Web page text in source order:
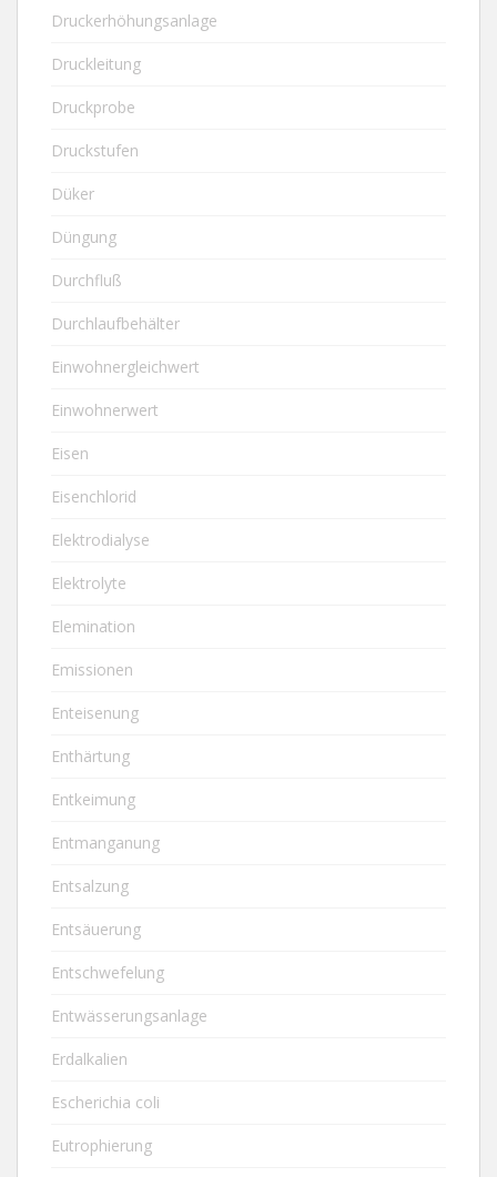
Druckerhöhungsanlage
Druckleitung
Druckprobe
Druckstufen
Düker
Düngung
Durchfluß
Durchlaufbehälter
Einwohnergleichwert
Einwohnerwert
Eisen
Eisenchlorid
Elektrodialyse
Elektrolyte
Elemination
Emissionen
Enteisenung
Enthärtung
Entkeimung
Entmanganung
Entsalzung
Entsäuerung
Entschwefelung
Entwässerungsanlage
Erdalkalien
Escherichia coli
Eutrophierung